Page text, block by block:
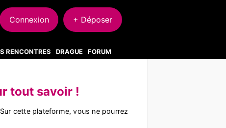
Connexion + Déposer
RENCONTRES DRAGUE FORUM
tout savoir !
cette plateforme, vous ne pourrez